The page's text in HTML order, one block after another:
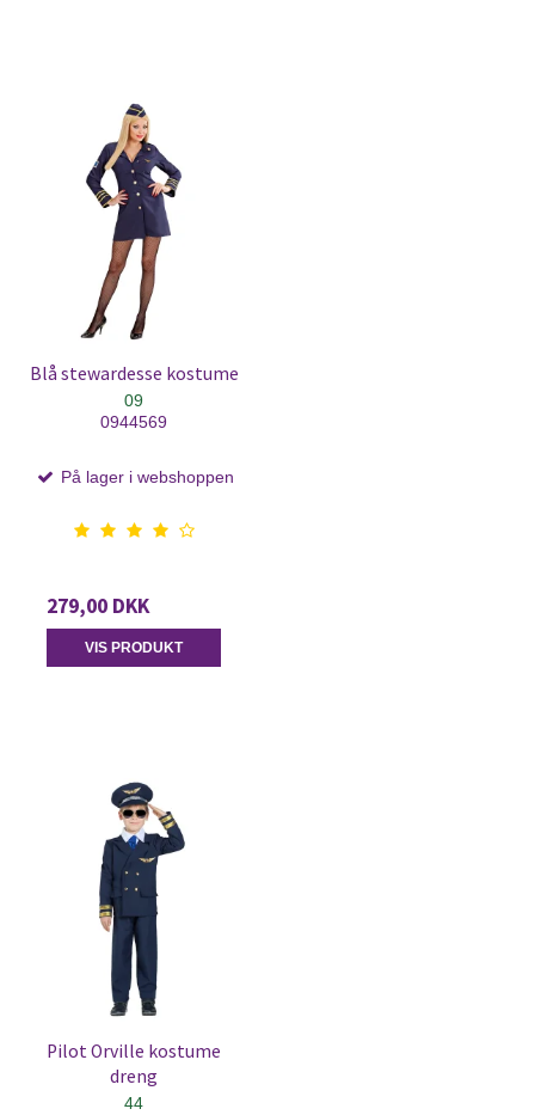
Blå stewardesse kostume
09
0944569
På lager i webshoppen
279,00 DKK
VIS PRODUKT
Pilot Orville kostume
dreng
44